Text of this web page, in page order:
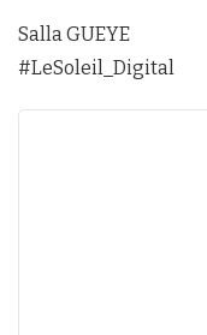
Salla GUEYE
#LeSoleil_Digital